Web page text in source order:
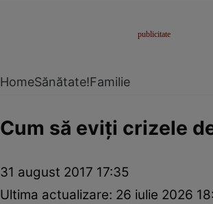
HomeSănătate!Familie
Cum să eviţi crizele
31 august 2017 17:35
Ultima actualizare: 26 iulie 2026